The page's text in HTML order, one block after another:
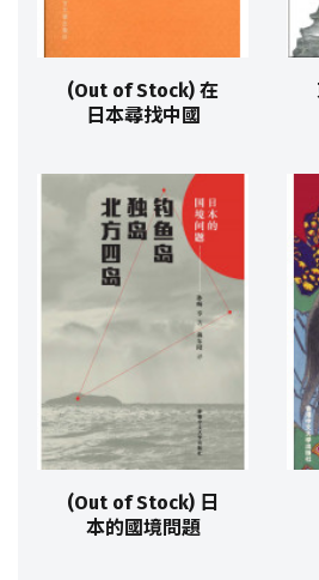
(Out of Stock) 在
日本尋找中國
(Out of Stock) 日
本的國境問題